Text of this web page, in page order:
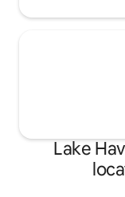
Lake